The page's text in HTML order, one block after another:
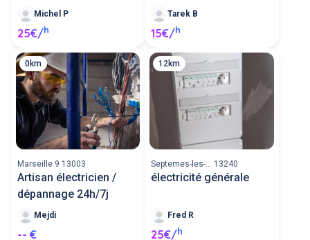
Michel P
25€/h
Tarek B
15€/h
0km
Marseille 9 13003
Artisan électricien /
dépannage 24h/7j
Mejdi
-- €
12km
Septemes-les-... 13240
électricité générale
Fred R
25€/h